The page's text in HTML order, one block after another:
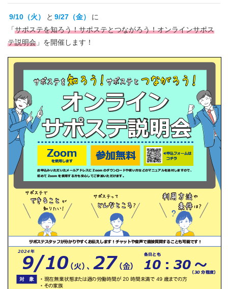
9/10（火） と 9/27（金）
に
「サポステを知ろう！サポステとつながろう！オンラインサポス
テ説明会 」を開催します！